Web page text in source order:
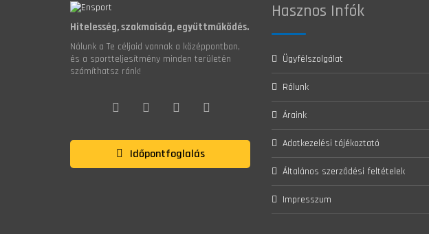
Hitelesség, szakmaiság, együttműködés.
Nálunk a Te céljaid vannak a középpontban,
és a sportteljesítmény minden területén
számíthatsz ránk!
Időpontfoglalás
Hasznos Infók
Ügyfélszolgálat
Rólunk
Áraink
Adatkezelési tájékoztató
Általános szerződési feltételek
Impresszum